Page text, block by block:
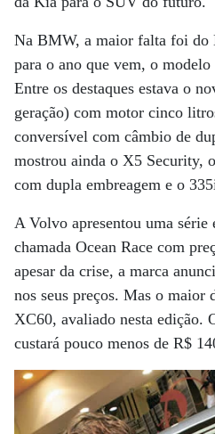
Na BMW, a maior falta foi
para o ano que vem, o modelo
Entre os destaques estava o
geração) com motor cinco
conversível com câmbio de
mostrou ainda o X5 Security,
com dupla embreagem e o
A Volvo apresentou uma série
chamada Ocean Race com
apesar da crise, a marca
nos seus preços. Mas o maior
XC60, avaliado nesta edição.
custará pouco menos de R$